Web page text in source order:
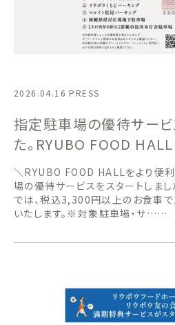
2026.04.16 PRESS
指定駐車場の優待サービ
た。RYUBO FOOD HALL
＼RYUBO FOOD HALLをより便利
場の優待サービスをスタートしま
では、税込3,300円以上のお食事
いたします。※対象駐車場・サ……